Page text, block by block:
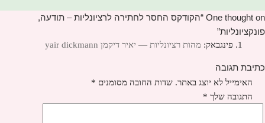
One thought on “הקודקס החסר לחתירה לרציונליות – תודעה,
פונקציונליות”
פינגבאק: מהות רציונליות — יאיר דיקמן yair dickmann
כתיבת תגובה
האימייל לא יוצג באתר. שדות החובה מסומנים *
התגובה שלך *